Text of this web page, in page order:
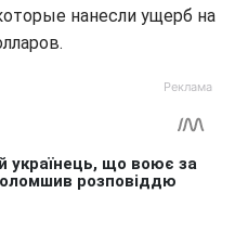
нанесли ущерб на